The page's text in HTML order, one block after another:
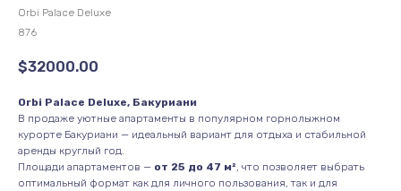
Orbi Palace Deluxe
876
$32000.00
Orbi Palace Deluxe, Бакуриани
В продаже уютные апартаменты в популярном горнолыжном
курорте Бакуриани — идеальный вариант для отдыха и стабильной
аренды круглый год.
Площади апартаментов — от 25 до 47 м², что позволяет выбрать
оптимальный формат как для личного пользования, так и для